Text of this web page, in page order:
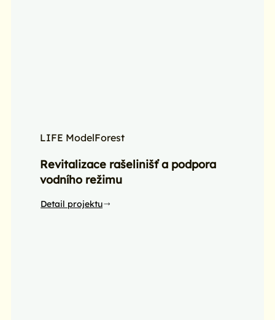
LIFE ModelForest
Revitalizace rašelinišť a podpora
vodního režimu
Detail projektu